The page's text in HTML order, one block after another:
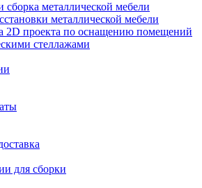
сборка металлической мебели
металлической мебели
2D проекта по оснащению помещений
стеллажами
для сборки